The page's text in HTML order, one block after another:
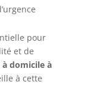
pour
et de
à domicile à
à cette